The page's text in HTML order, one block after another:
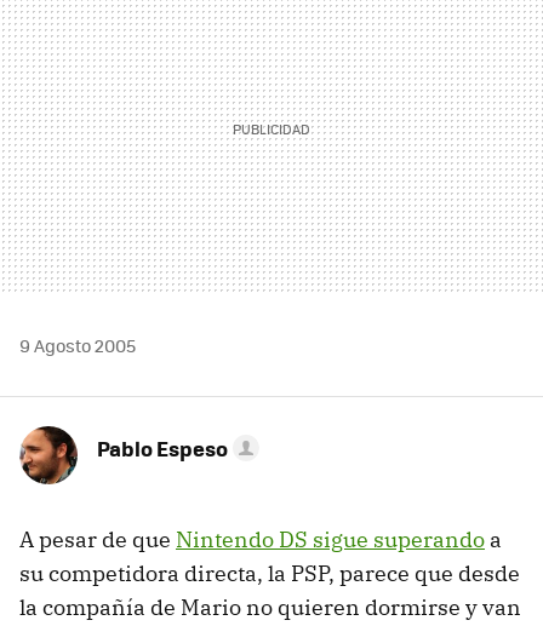
9 Agosto 2005
Pablo Espeso
A pesar de que Nintendo DS sigue superando a
su competidora directa, la PSP, parece que desde
la compañía de Mario no quieren dormirse y van